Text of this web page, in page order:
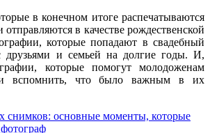
в конечном итоге распечатываются
в качестве рождественской
которые попадают в свадебный
друзьями и семьей на долгие годы. И,
которые помогут молодоженам
и вспомнить, что было важным в их